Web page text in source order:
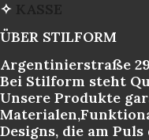
✧
ÜBER STILFORM
Argentinierstraße
Bei Stilform steht
Unsere Produkte
Designs, die am